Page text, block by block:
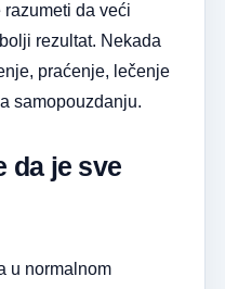
da veći
rezultat. Nekada
praćenje, lečenje
samopouzdanju.
da je sve
u normalnom